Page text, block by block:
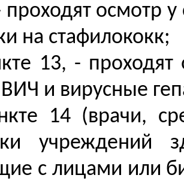
проходят осмотр
на стафилококк;
13, - проходят
и вирусные
14 (врачи,
учреждений
с лицами или